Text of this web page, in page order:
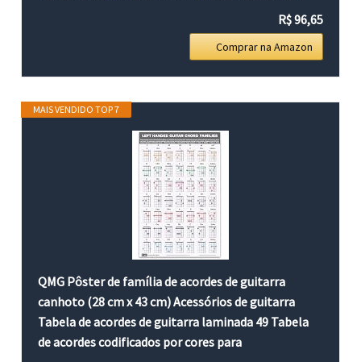
R$ 96,65
Comprar na Amazon
MAIS VENDIDO TOP 7
QMG Pôster de família de acordes de guitarra
canhoto (28 cm x 43 cm) Acessórios de guitarra
Tabela de acordes de guitarra laminada 49 Tabela
de acordes codificados por cores para